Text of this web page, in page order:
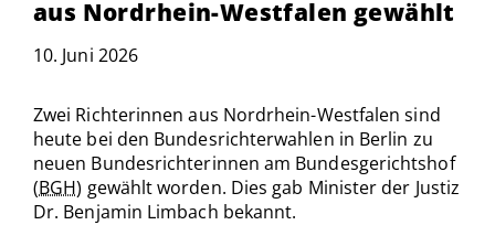
aus Nordrhein-Westfalen gewählt
10. Juni 2026
Zwei Richterinnen aus Nordrhein-Westfalen sind
heute bei den Bundesrichterwahlen in Berlin zu
neuen Bundesrichterinnen am Bundesgerichtshof
(BGH) gewählt worden. Dies gab Minister der Justiz
Dr. Benjamin Limbach bekannt.